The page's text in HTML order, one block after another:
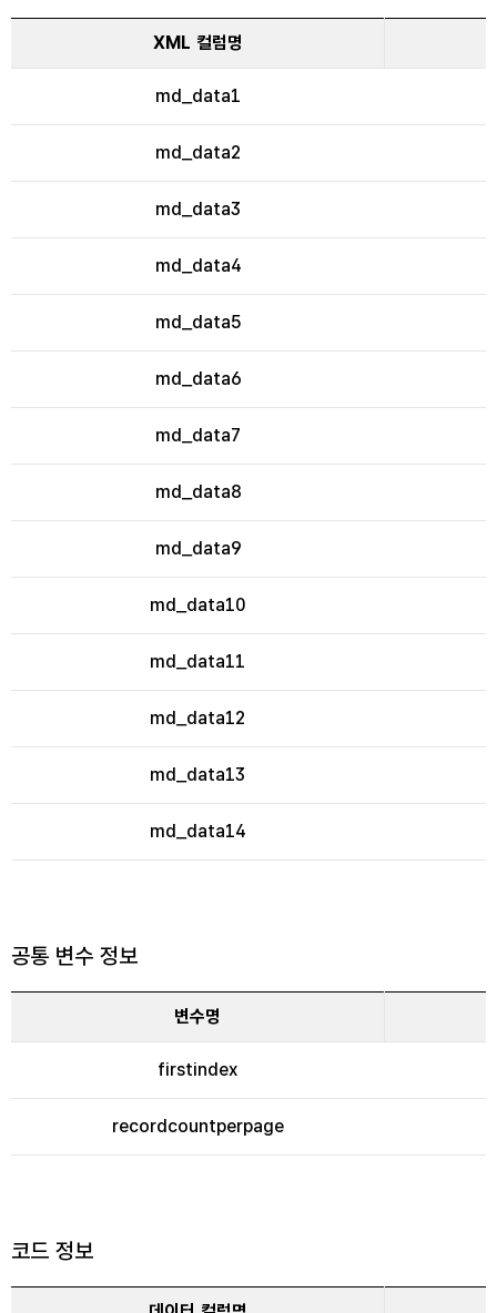
XML 컬럼명
md_data1
md_data2
md_data3
md_data4
md_data5
md_data6
md_data7
md_data8
md_data9
md_data10
md_data11
md_data12
md_data13
md_data14
공통 변수 정보
변수명
firstindex
recordcountperpage
코드 정보